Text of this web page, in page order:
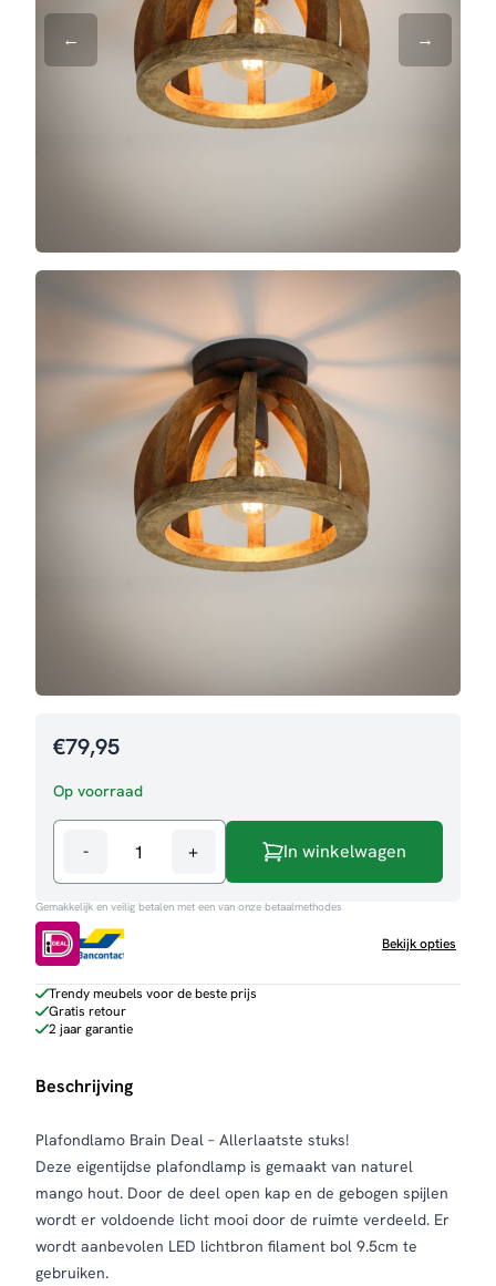
€79,95
Op voorraad
-
Plafondlamp
Brain
aantal
+ In winkelwagen
Gemakkelijk en veilig betalen met een van onze betaalmethodes
Bekijk opties
Trendy meubels voor de beste prijs
Gratis retour
2 jaar garantie
Beschrijving
Plafondlamo Brain Deal – Allerlaatste stuks!
Deze eigentijdse plafondlamp is gemaakt van naturel
mango hout. Door de deel open kap en de gebogen spijlen
wordt er voldoende licht mooi door de ruimte verdeeld. Er
wordt aanbevolen LED lichtbron filament bol 9.5cm te
gebruiken.